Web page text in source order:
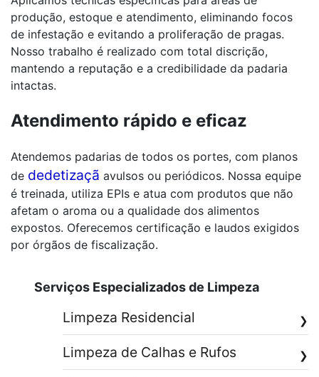
produção, estoque e atendimento, eliminando focos
de infestação e evitando a proliferação de pragas.
Nosso trabalho é realizado com total discrição,
mantendo a reputação e a credibilidade da padaria
intactas.
Atendimento rápido e eficaz
Atendemos padarias de todos os portes, com planos
de dedetizaçã avulsos ou periódicos. Nossa equipe
é treinada, utiliza EPIs e atua com produtos que não
afetam o aroma ou a qualidade dos alimentos
expostos. Oferecemos certificação e laudos exigidos
por órgãos de fiscalização.
Serviços Especializados de Limpeza
Limpeza Residencial ❯
Limpeza de Calhas e Rufos ❯